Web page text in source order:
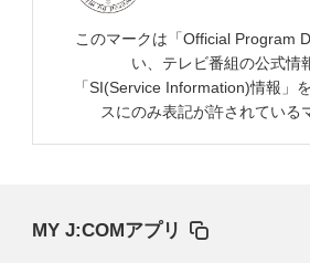
このマークは「Official Program
い、テレビ番組の公式情
「SI(Service Information)情報」
スにのみ表記が許されている
MY J:COMアプリ